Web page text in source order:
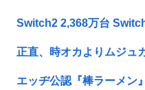
Switch2 2,368万台
正直、時オカよりムジュ
エッヂ公認『棒ラーメン